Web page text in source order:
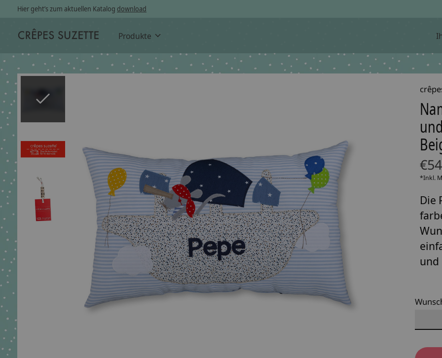
Hier geht’s zum aktuellen Katalog download
Produkte
*Inkl.
Die
und